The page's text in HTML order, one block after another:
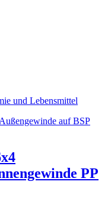
und Lebensmittel
PP